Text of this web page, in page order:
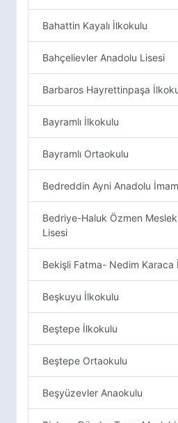
Bahattin Kayalı İlkokulu
Bahçelievler Anadolu Lisesi
Barbaros Hayrettinpaşa
Bayramlı İlkokulu
Bayramlı Ortaokulu
Bedreddin Ayni Anadolu
Bedriye-Haluk Özmen
Lisesi
Bekişli Fatma- Nedim Karaca
Beşkuyu İlkokulu
Beştepe İlkokulu
Beştepe Ortaokulu
Beşyüzevler Anaokulu